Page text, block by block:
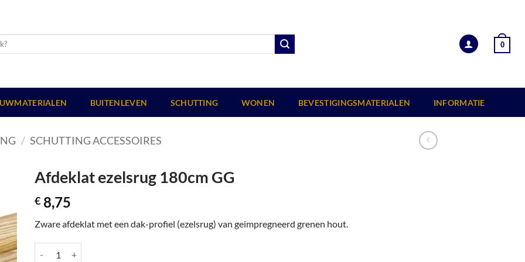
0
BUITENLEVEN SCHUTTING WONEN BEVESTIGINGSMATERIALEN INFORMATIE
/ SCHUTTING ACCESSOIRES
Afdeklat ezelsrug 180cm GG
€ 8,75
Zware afdeklat met een dak-profiel (ezelsrug) van geimpregneerd grenen hout.